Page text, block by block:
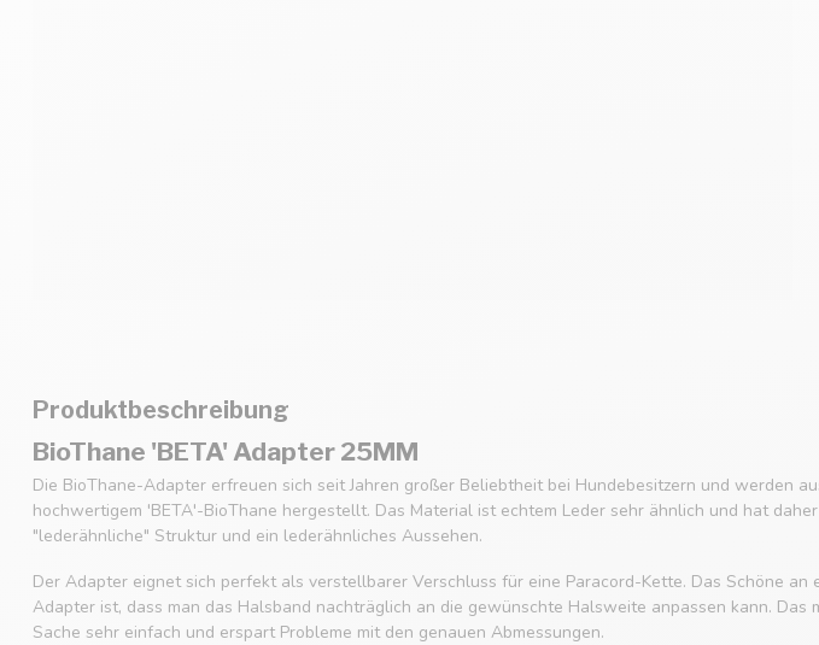
Produktbeschreibung
BioThane 'BETA' Adapter 25MM
Die BioThane-Adapter erfreuen sich seit Jahren großer Beliebtheit bei Hundebesitzern und werden
hochwertigem 'BETA'-BioThane hergestellt. Das Material ist echtem Leder sehr ähnlich und hat
"lederähnliche" Struktur und ein lederähnliches Aussehen.
Der Adapter eignet sich perfekt als verstellbarer Verschluss für eine Paracord-Kette. Das Schöne an
Adapter ist, dass man das Halsband nachträglich an die gewünschte Halsweite anpassen kann. Das
Sache sehr einfach und erspart Probleme mit den genauen Abmessungen.